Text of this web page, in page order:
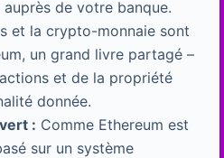
de votre banque.
et la crypto-monnaie sont
un grand livre partagé –
et de la propriété
donnée.
: Comme Ethereum est
sur un système